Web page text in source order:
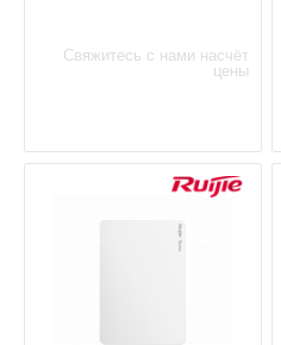
Свяжитесь с нами насчёт
цены